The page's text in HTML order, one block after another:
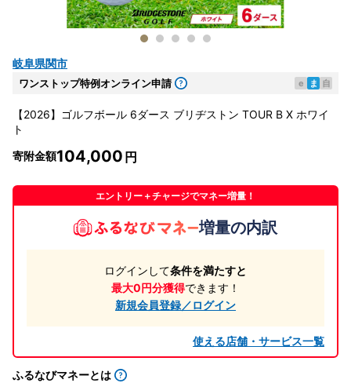
岐阜県関市
ワンストップ特例オンライン申請 e ま 自
【2026】ゴルフボール 6ダース ブリヂストン TOUR B X ホワイ
ト
寄附金額104,000
エントリー＋チャージでマネー増量！
増量の内訳
ログインして条件を満たすと
最大0円分獲得できます！
新規会員登録／ログイン
使える店舗・サービス一覧
ふるなびマネーとは